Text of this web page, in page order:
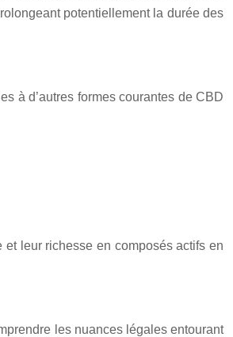
potentiellement la durée des
à d’autres formes courantes de CBD
leur richesse en composés actifs en
les nuances légales entourant